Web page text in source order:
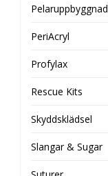
Pelaruppbyggnad
PeriAcryl
Profylax
Rescue Kits
Skyddsklädsel
Slangar & Sugar